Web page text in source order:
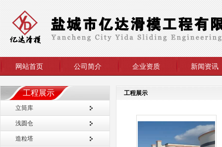
网站首页 公司简介 企业资质 新闻资讯
工程展示
立筒库
浅圆仓
造粒塔
工程展示